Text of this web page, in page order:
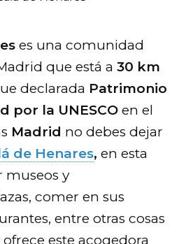
es una comunidad
que está a30 km
declarada Patrimonio
por la UNESCO en el
Madrid no debes dejar
de Henares, en esta
museos y
comer en sus
entre otras cosas
este acogedora